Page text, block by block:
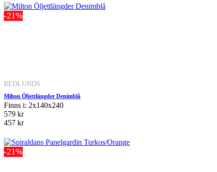
-21%
REDLUNDS
Milton Öljettlängder Denimblå
Finns i: 2x140x240
579 kr
457 kr
-21%